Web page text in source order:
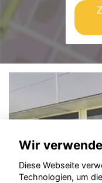
Wir
Diese Webseite
Technologien, um